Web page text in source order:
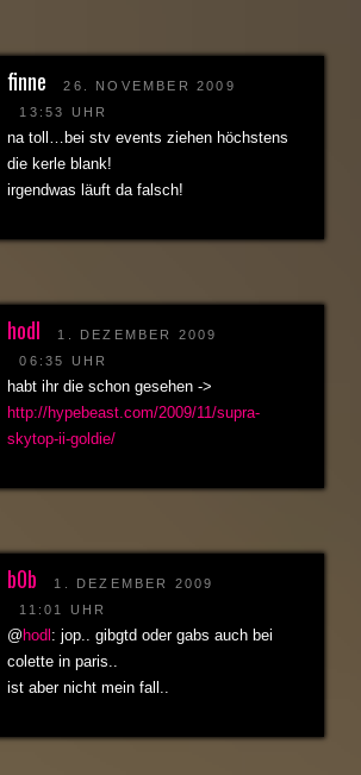
finne
26. NOVEMBER 2009
13:53 UHR
na toll…bei stv events ziehen höchstens
die kerle blank!
irgendwas läuft da falsch!
hodl
1. DEZEMBER 2009
06:35 UHR
habt ihr die schon gesehen ->
http://hypebeast.com/2009/11/supra-
skytop-ii-goldie/
b0b
1. DEZEMBER 2009
11:01 UHR
@ hodl : jop.. gibgtd oder gabs auch bei
colette in paris..
ist aber nicht mein fall..